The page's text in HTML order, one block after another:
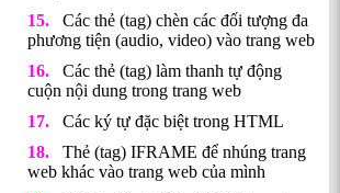
Các thẻ (tag) chèn các đối tượng đa
phương tiện (audio, video) vào trang web
Các thẻ (tag) làm thanh tự động
cuộn nội dung trong trang web
Các ký tự đặc biệt trong HTML
Thẻ (tag) IFRAME để nhúng trang
web khác vào trang web của mình